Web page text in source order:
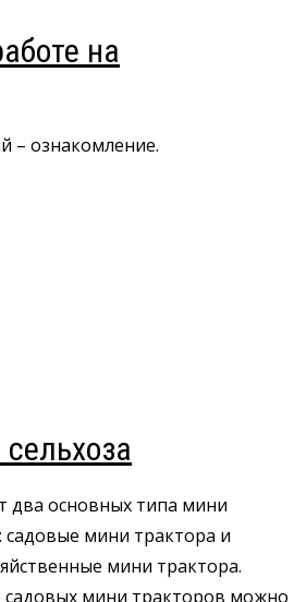
на
– ознакомление.
два основных типа мини
садовые мини трактора и
мини трактора.
садовых мини тракторов можно